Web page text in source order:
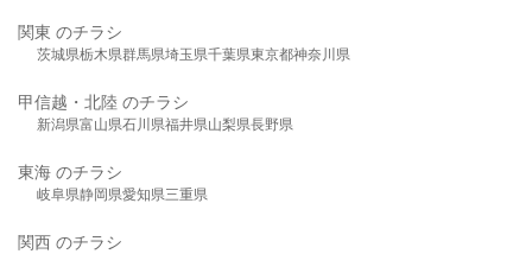
関東 のチラシ
茨城県栃木県群馬県埼玉県千葉県東京都神奈川県
甲信越・北陸 のチラシ
新潟県富山県石川県福井県山梨県長野県
東海 のチラシ
岐阜県静岡県愛知県三重県
関西 のチラシ